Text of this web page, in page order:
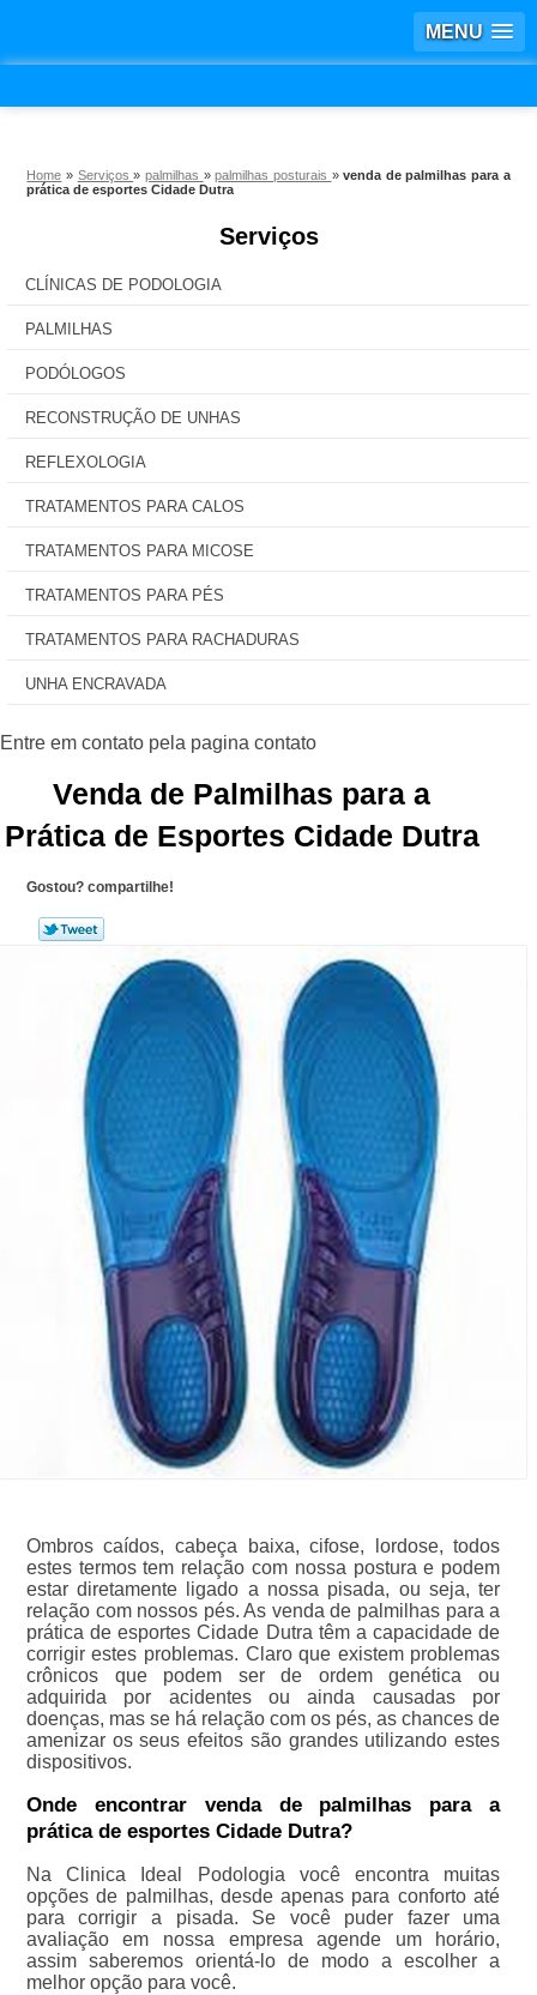
MENU
Home » Serviços» palmilhas »palmilhas posturais »venda de palmilhas para a
prática de esportes Cidade Dutra
Serviços
CLÍNICAS DE PODOLOGIA
PALMILHAS
PODÓLOGOS
RECONSTRUÇÃO DE UNHAS
REFLEXOLOGIA
TRATAMENTOS PARA CALOS
TRATAMENTOS PARA MICOSE
TRATAMENTOS PARA PÉS
TRATAMENTOS PARA RACHADURAS
UNHA ENCRAVADA
Venda de Palmilhas para a
Prática de Esportes Cidade Dutra
Gostou? compartilhe!
Ombros caídos, cabeça baixa, cifose, lordose, todos
estes termos tem relação com nossa postura e podem
estar diretamente ligado a nossa pisada, ou seja, ter
relação com nossos pés. As venda de palmilhas para a
prática de esportes Cidade Dutra têm a capacidade de
corrigir estes problemas. Claro que existem problemas
crônicos que podem ser de ordem genética ou
adquirida por acidentes ou ainda causadas por
doenças, mas se há relação com os pés, as chances de
amenizar os seus efeitos são grandes utilizando estes
dispositivos.
Onde encontrar venda de palmilhas para a
prática de esportes Cidade Dutra?
Na Clinica Ideal Podologia você encontra muitas
opções de palmilhas, desde apenas para conforto até
para corrigir a pisada. Se você puder fazer uma
avaliação em nossa empresa agende um horário,
assim saberemos orientá-lo de modo a escolher a
melhor opção para você.